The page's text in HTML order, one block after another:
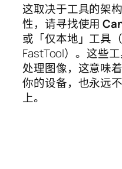
这取决于工具的架
性，请寻找使用
或「仅本地」工具
FastTool）。这些
处理图像，这意味
你的设备，也永远
上。